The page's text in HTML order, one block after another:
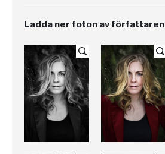
Ladda ner foton av författaren